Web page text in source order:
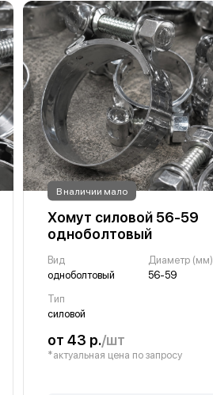
В наличии мало
Хомут силовой 56-59
одноболтовый
Вид
одноболтовый
Диаметр (мм)
56-59
Тип
силовой
от 43 р./шт
*актуальная цена по запросу